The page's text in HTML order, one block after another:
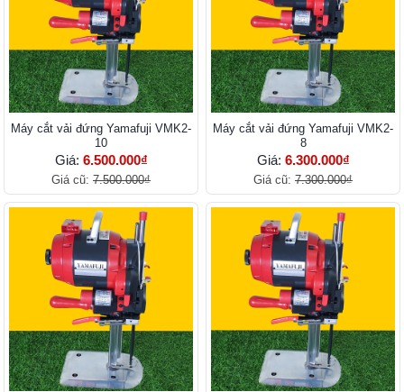
Máy cắt vải đứng Yamafuji VMK2-
10
Giá: 6.500.000₫
Giá cũ: 7.500.000₫
Máy cắt vải đứng Yamafuji VMK2-
8
Giá: 6.300.000₫
Giá cũ: 7.300.000₫